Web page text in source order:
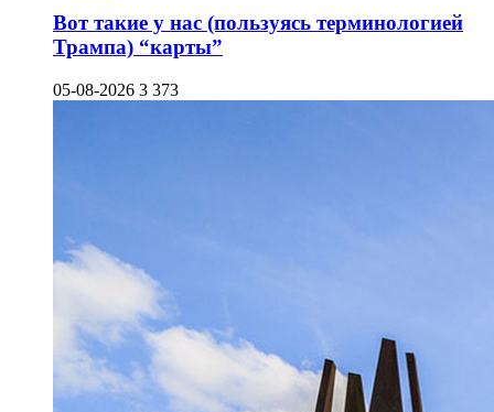
Вот такие у нас (пользуясь терминологией
Трампа) “карты”
05-08-2026 3 373